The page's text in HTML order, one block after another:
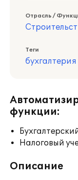
Отрасль /
Теги
бухгалтерия
функции:
Налоговый
Описание